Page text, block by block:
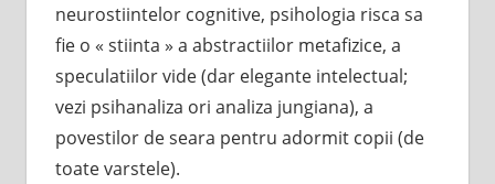
neurostiintelor cognitive, psihologia risca sa
fie o « stiinta » a abstractiilor metafizice, a
speculatiilor vide (dar elegante intelectual;
vezi psihanaliza ori analiza jungiana), a
povestilor de seara pentru adormit copii (de
toate varstele).